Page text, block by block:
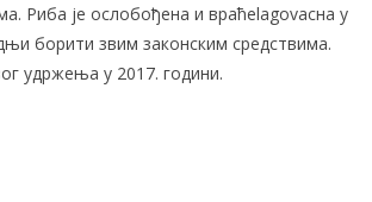
Риба је ослобођена и враћеlagovacна у
борити звим законским средствима.
удржења у 2017. години.